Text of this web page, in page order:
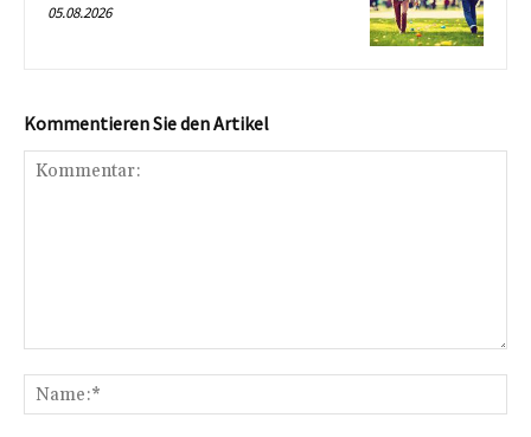
05.08.2026
Kommentieren Sie den Artikel